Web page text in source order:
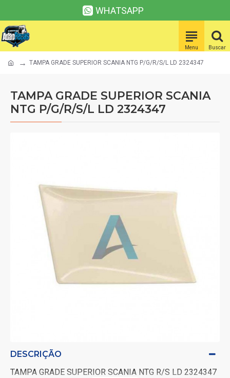
WHATSAPP
TAMPA GRADE SUPERIOR SCANIA NTG P/G/R/S/L LD 2324347
TAMPA GRADE SUPERIOR SCANIA
NTG P/G/R/S/L LD 2324347
DESCRIÇÃO
TAMPA GRADE SUPERIOR SCANIA NTG R/S LD 2324347